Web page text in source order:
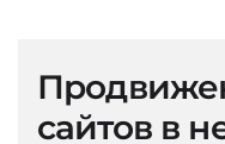
сайтов в